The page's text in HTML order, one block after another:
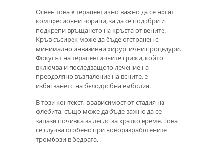
Освен това е терапевтично важно да се носят
компресионни чорапи, за да се подобри и
подкрепи връщането на кръвта от вените.
Кръв съсирек може да бъде отстранен с
минимално инвазивни хирургични процедури.
Фокусът на терапевтичните грижи, който
включва и последващото лечение на
преодоляно възпаление на вените, е
избягването на белодробна емболия.
В този контекст, в зависимост от стадия на
флебита, също може да бъде важно да се
запази почивка за легло за кратко време. Това
се случва особено при новоразработените
тромбози в бедрата.